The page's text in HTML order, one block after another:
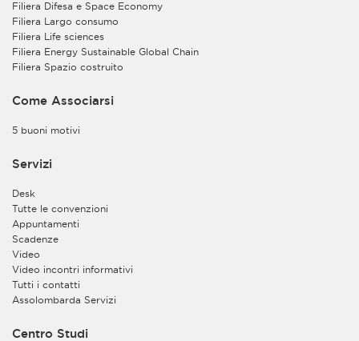
mancanza, non sarà possibile eseguire la Sua richiesta
di registrazione e/o di partecipazione al convegno,
seminario o evento medesimo.
Inoltre, sulla base del legittimo interesse del Titolare a
essere trattati per finalità di esecuzione degli scopi
Lei potrà interrompere in qualsiasi momento l’invio di
privacy@assolombarda.it
informazioni necessarie per l’esercizio dei Suoi diritti
nel successivo paragrafo “Diritti degli interessati”.
Il Titolare potrà inoltre trattare i Suoi dati personali per
finalità di tutela e difesa dei propri diritti.
Contitolare Assolombarda Servizi S.p.A. Società
Filiera Difesa e Space Economy
Filiera Largo consumo
Filiera Life sciences
Filiera Energy Sustainable Global Chain
Filiera Spazio costruito
Come Associarsi
5 buoni motivi
Servizi
Desk
Tutte le convenzioni
Appuntamenti
Scadenze
Video
Video incontri informativi
Tutti i contatti
Assolombarda Servizi
Centro Studi